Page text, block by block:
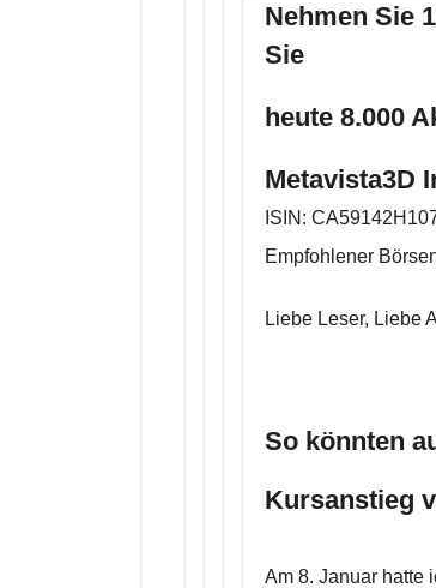
Nehmen Sie
Sie
heute 8.000
Metavista3D
ISIN:
Empfohlener
Liebe Leser, Liebe
So könnten
Kursanstieg
Am 8. Januar hatte